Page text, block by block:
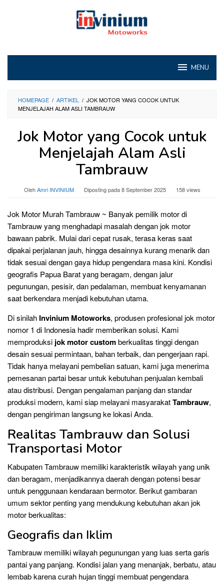
MENU
HOMEPAGE / ARTIKEL / JOK MOTOR YANG COCOK UNTUK
MENJELAJAH ALAM ASLI TAMBRAUW
Jok Motor yang Cocok untuk
Menjelajah Alam Asli
Tambrauw
OlehAmri INVINIUM Diposting pada8 September 2025 158 views
Jok Motor Murah Tambrauw ~ Banyak pemilik motor di
Tambrauw yang menghadapi masalah dengan jok motor
bawaan pabrik. Mulai dari cepat rusak, terasa keras saat
dipakai perjalanan jauh, hingga desainnya kurang menarik dan
tidak sesuai dengan gaya hidup pengendara masa kini. Kondisi
geografis Papua Barat yang beragam, dengan jalur
pegunungan, pesisir, dan pedalaman, membuat kenyamanan
saat berkendara menjadi kebutuhan utama.
Di sinilah Invinium Motoworks, produsen profesional jok motor
nomor 1 di Indonesia hadir memberikan solusi. Kami
memproduksi jok motor customberkualitas tinggi dengan
desain sesuai permintaan, bahan terbaik, dan pengerjaan rapi.
Tidak hanya melayani pembelian satuan, kami juga menerima
pemesanan partai besar untuk kebutuhan penjualan kembali
atau distribusi. Dengan pengalaman panjang dan standar
produksi modern, kami siap melayani masyarakatTambrauw,
dengan pengiriman langsung ke lokasi Anda.
Realitas Tambrauw dan Solusi
Transportasi Motor
Kabupaten Tambrauw memiliki karakteristik wilayah yang unik
dan beragam, menjadikannya daerah dengan potensi besar
untuk penggunaan kendaraan bermotor. Berikut gambaran
umum sektor penting yang mendukung kebutuhan akan jok
motor berkualitas:
Geografis dan Iklim
Tambrauw memiliki wilayah pegunungan yang luas serta garis
pantai yang panjang. Kondisi jalan yang menanjak, berbatu, atau
lembab karena curah hujan tinggi membuat pengendara